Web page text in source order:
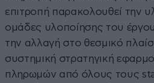
επιτροπή παρακολουθεί την
ομάδες υλοποίησης του
την αλλαγή στο θεσμικό
συστημική στρατηγική
πληρωμών από όλους τους